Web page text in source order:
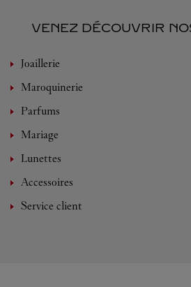
VENEZ DÉCOUVRIR
Joaillerie
Maroquinerie
Parfums
Mariage
Lunettes
Accessoires
Service client